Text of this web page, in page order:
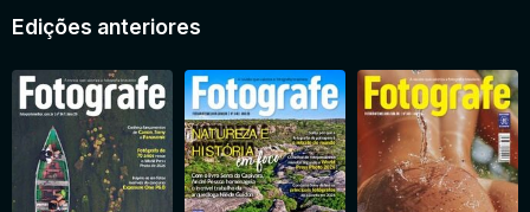
Edições anteriores